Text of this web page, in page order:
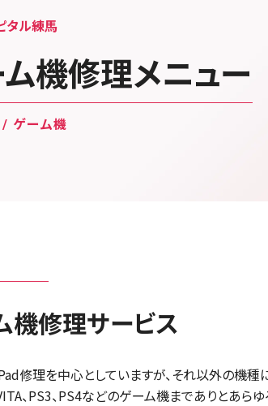
タル練馬
機修理メニュー
ゲーム機
機修理サービス
修理を中心としていますが、それ以外の機
、PS3、PS4などのゲーム機までありとあ